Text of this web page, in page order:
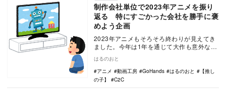
制作会社単位で2023年アニメを振り
返る 特にすごかった会社を勝手に褒
めよう企画
2023年アニメもそろそろ終わりが見えてき
ました。今年は1年を通じて大作も意外な伏
満足度が…
はるのおと
アニメ
動画工房 GoHands はるのおと
【推し
の子】
C2C